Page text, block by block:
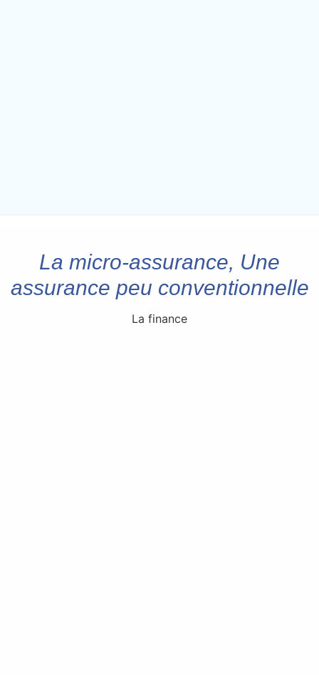
La micro-assurance, Une
assurance peu conventionnelle
La finance